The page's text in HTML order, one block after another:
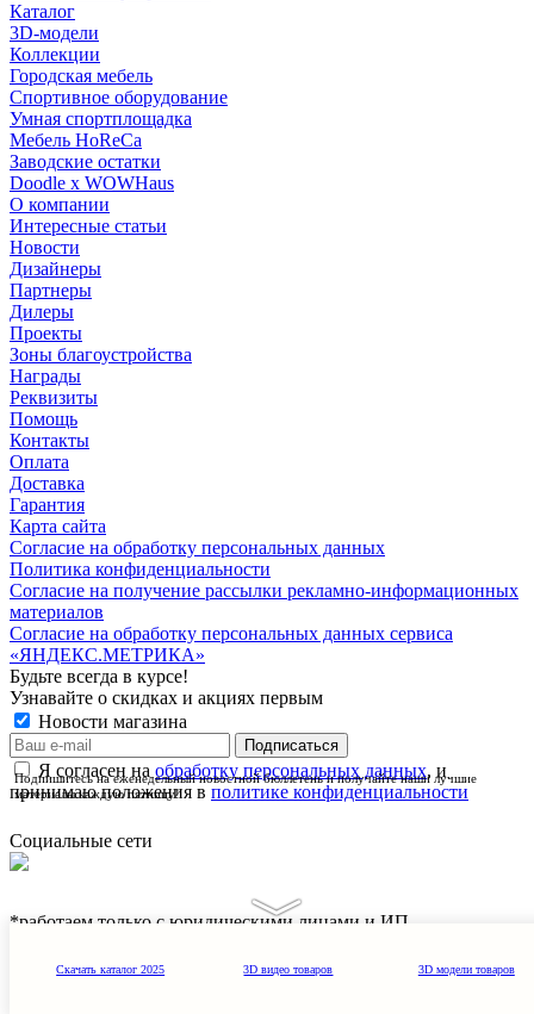
Скачать каталог 2025 3D видео товаров 3D модели товаров
Каталог
3D-модели
Коллекции
Городская мебель
Спортивное оборудование
Умная спортплощадка
Мебель HoReCa
Заводские остатки
Doodle x WOWHaus
О компании
Интересные статьи
Новости
Дизайнеры
Партнеры
Дилеры
Проекты
Зоны благоустройства
Награды
Реквизиты
Помощь
Контакты
Оплата
Доставка
Гарантия
Карта сайта
Согласие на обработку персональных данных
Политика конфиденциальности
Согласие на получение рассылки рекламно-информационных
материалов
Согласие на обработку персональных данных сервиса
«ЯНДЕКС.МЕТРИКА»
Будьте всегда в курсе!
Узнавайте о скидках и акциях первым
Новости магазина
Я согласен на обработку персональных данных, и
принимаю положения в политике конфиденциальности
Подпишитесь на еженедельный новостной бюллетень и получайте наши лучшие
материалы каждую пятницу!
Социальные сети
*работаем только с юридическими лицами и ИП
2002 - 2026 © PuntoGroup - производитель городской мебели.